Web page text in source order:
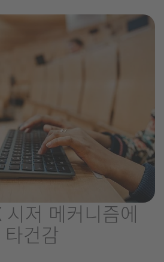
시저 메커니즘에
건감